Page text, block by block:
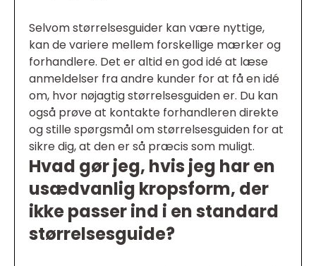
Selvom størrelsesguider kan være nyttige,
kan de variere mellem forskellige mærker og
forhandlere. Det er altid en god idé at læse
anmeldelser fra andre kunder for at få en idé
om, hvor nøjagtig størrelsesguiden er. Du kan
også prøve at kontakte forhandleren direkte
og stille spørgsmål om størrelsesguiden for at
sikre dig, at den er så præcis som muligt.
Hvad gør jeg, hvis jeg har en
usædvanlig kropsform, der
ikke passer ind i en standard
størrelsesguide?